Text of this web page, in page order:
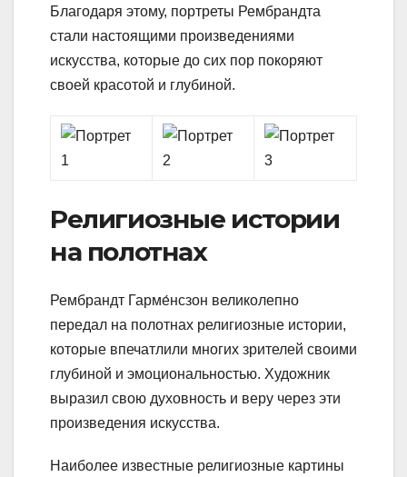
Благодаря этому, портреты Рембрандта
стали настоящими произведениями
искусства, которые до сих пор покоряют
своей красотой и глубиной.
Религиозные истории
на полотнах
Рембрандт Гарме́нсзон великолепно
передал на полотнах религиозные истории,
которые впечатлили многих зрителей своими
глубиной и эмоциональностью. Художник
выразил свою духовность и веру через эти
произведения искусства.
Наиболее известные религиозные картины